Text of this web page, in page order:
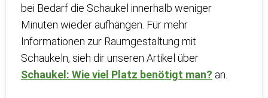
bei Bedarf die Schaukel innerhalb weniger
Minuten wieder aufhängen. Für mehr
Informationen zur Raumgestaltung mit
Schaukeln, sieh dir unseren Artikel über
Schaukel: Wie viel Platz benötigt man? an.